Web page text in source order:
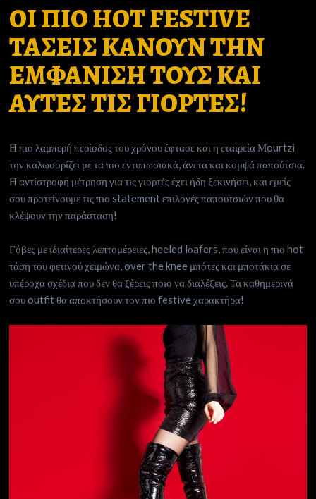
ΟΙ ΠΙΟ HOT FESTIVE
ΤΑΣΕΙΣ ΚΑΝΟΥΝ ΤΗΝ
ΕΜΦΑΝΙΣΗ ΤΟΥΣ ΚΑΙ
ΑΥΤΕΣ ΤΙΣ ΓΙΟΡΤΕΣ!
Η πιο λαμπερή περίοδος του χρόνου έφτασε και η εταιρεία Μourtzi
την καλωσορίζει με τα πιο εντυπωσιακά, άνετα και κομψά παπούτσια.
Η αντίστροφη μέτρηση για τις γιορτές έχει ήδη ξεκινήσει, και εμείς
σου προτείνουμε τις πιο statement επιλογές παπουτσιών που θα
κλέψουν την παράσταση!
Γόβες με ιδιαίτερες λεπτομέρειες, heeled lοafers, που είναι η πιο hot
τάση του φετινού χειμώνα, over the knee μπότες και μποτάκια σε
υπέροχα σχέδια που δεν θα ξέρεις ποιο να διαλέξεις. Τα καθημερινά
σου outfit θα αποκτήσουν τον πιο festive χαρακτήρα!